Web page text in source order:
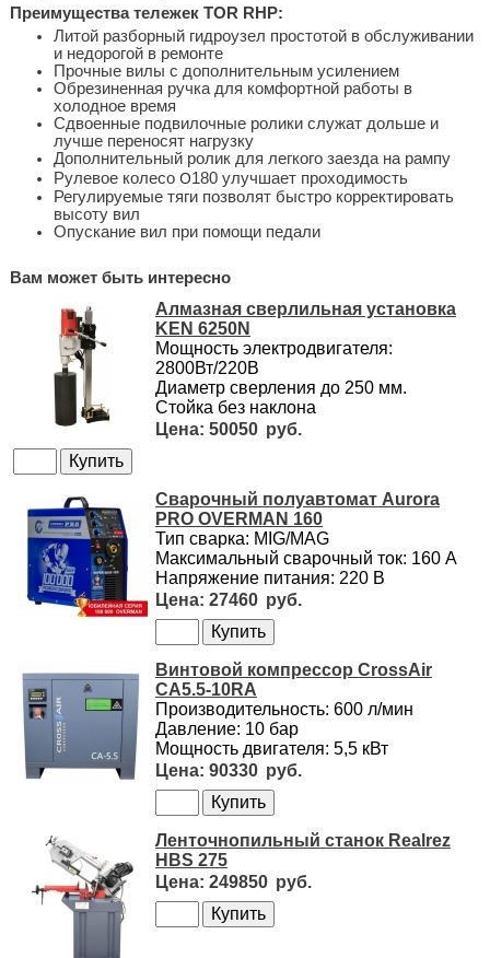
Преимущества тележек TOR RHP:
Литой разборный гидроузел простотой в обслуживании
и недорогой в ремонте
Прочные вилы с дополнительным усилением
Обрезиненная ручка для комфортной работы в
холодное время
Сдвоенные подвилочные ролики служат дольше и
лучше переносят нагрузку
Дополнительный ролик для легкого заезда на рампу
Рулевое колесо O180 улучшает проходимость
Регулируемые тяги позволят быстро корректировать
высоту вил
Опускание вил при помощи педали
Вам может быть интересно
Алмазная сверлильная установка
KEN 6250N
Мощность электродвигателя:
2800Вт/220В
Диаметр сверления до 250 мм.
Стойка без наклона
50050
Сварочный полуавтомат Aurora
PRO OVERMAN 160
Тип сварка: MIG/MAG
Максимальный сварочный ток: 160 А
Напряжение питания: 220 В
27460
Винтовой компрессор CrossAir
CA5.5-10RA
Производительность: 600 л/мин
Давление: 10 бар
Мощность двигателя: 5,5 кВт
90330
Ленточнопильный станок Realrez
HBS 275
249850